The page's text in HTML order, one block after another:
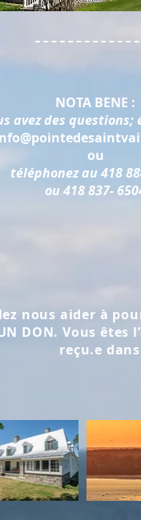
NOTA BENE :
avez des questions;
ou
téléphonez au 418
ou 418 837-
nous aider à
UN DON. Vous
reçu.e